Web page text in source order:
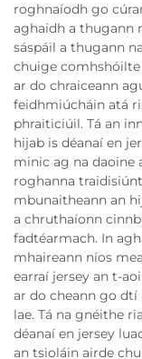
roghnaíodh go
aghaidh a thugann
sáspáil a thugann
chuige
ar do chraiceann
feidhmiúcháin atá
phraiticiúil. Tá an
hijab is déanaí en
minic ag na daoine
roghanna
mbunaitheann an
a chruthaíonn
fadtéarmach. In
mhaireann níos
earraí jersey an t-
ar do cheann go dtí
lae. Tá na gnéithe
déanaí en jersey
an tsioláin airde